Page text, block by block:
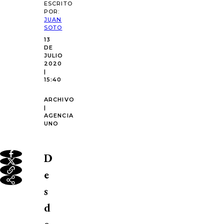
ESCRITO
POR:
JUAN
SOTO
13
DE
JULIO
2020
|
15:40
ARCHIVO
|
AGENCIA
UNO
D
e
s
d